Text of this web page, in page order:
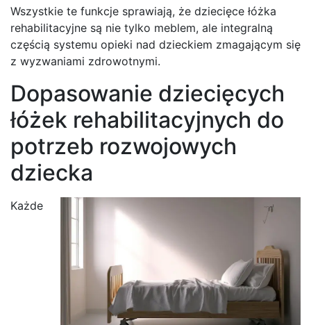
Wszystkie te funkcje sprawiają, że dziecięce łóżka
rehabilitacyjne są nie tylko meblem, ale integralną
częścią systemu opieki nad dzieckiem zmagającym się
z wyzwaniami zdrowotnymi.
Dopasowanie dziecięcych
łóżek rehabilitacyjnych do
potrzeb rozwojowych
dziecka
Każde